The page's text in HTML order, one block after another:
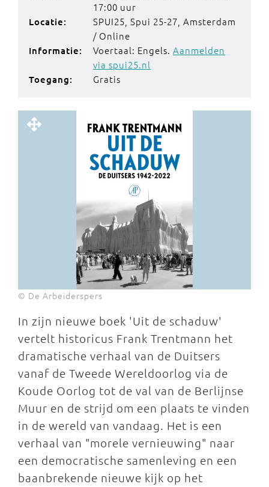
17:00 uur
Locatie:
SPUI25, Spui 25-27, Amsterdam
/ Online
Informatie: Voertaal: Engels. Aanmelden
via spui25.nl
Toegang: Gratis
© De Arbeiderspers
In zijn nieuwe boek 'Uit de schaduw'
vertelt historicus Frank Trentmann het
dramatische verhaal van de Duitsers
vanaf de Tweede Wereldoorlog via de
Koude Oorlog tot de val van de Berlijnse
Muur en de strijd om een plaats te vinden
in de wereld van vandaag. Het is een
verhaal van "morele vernieuwing" naar
een democratische samenleving en een
baanbrekende nieuwe kijk op het